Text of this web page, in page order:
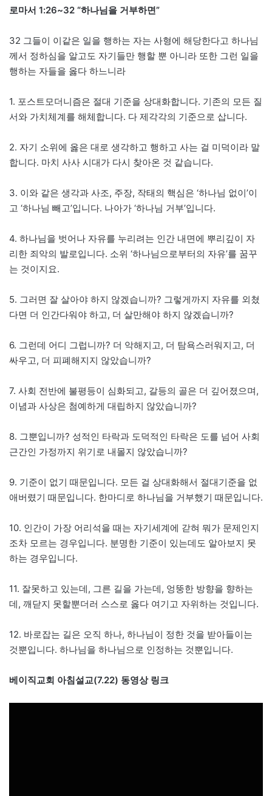
로마서 1:26~32 “하나님을 거부하면”
32 그들이 이같은 일을 행하는 자는 사형에 해당한다고 하나님
께서 정하심을 알고도 자기들만 행할 뿐 아니라 또한 그런 일을
행하는 자들을 옳다 하느니라
1. 포스트모더니즘은 절대 기준을 상대화합니다. 기존의 모든 질
서와 가치체계를 해체합니다. 다 제각각의 기준으로 삽니다.
2. 자기 소위에 옳은 대로 생각하고 행하고 사는 걸 미덕이라 말
합니다. 마치 사사 시대가 다시 찾아온 것 같습니다.
3. 이와 같은 생각과 사조, 주장, 작태의 핵심은 ‘하나님 없이’이
고 ‘하나님 빼고’입니다. 나아가 ‘하나님 거부’입니다.
4. 하나님을 벗어나 자유를 누리려는 인간 내면에 뿌리깊이 자
리한 죄악의 발로입니다. 소위 ‘하나님으로부터의 자유’를 꿈꾸
는 것이지요.
5. 그러면 잘 살아야 하지 않겠습니까? 그렇게까지 자유를 외쳤
다면 더 인간다워야 하고, 더 살만해야 하지 않겠습니까?
6. 그런데 어디 그럽니까? 더 악해지고, 더 탐욕스러워지고, 더
싸우고, 더 피폐해지지 않았습니까?
7. 사회 전반에 불평등이 심화되고, 갈등의 골은 더 깊어졌으며,
이념과 사상은 첨예하게 대립하지 않았습니까?
8. 그뿐입니까? 성적인 타락과 도덕적인 타락은 도를 넘어 사회
근간인 가정까지 위기로 내몰지 않았습니까?
9. 기준이 없기 때문입니다. 모든 걸 상대화해서 절대기준을 없
애버렸기 때문입니다. 한마디로 하나님을 거부했기 때문입니다.
10. 인간이 가장 어리석을 때는 자기세계에 갇혀 뭐가 문제인지
조차 모르는 경우입니다. 분명한 기준이 있는데도 알아보지 못
하는 경우입니다.
11. 잘못하고 있는데, 그른 길을 가는데, 엉뚱한 방향을 향하는
데, 깨닫지 못할뿐더러 스스로 옳다 여기고 자위하는 것입니다.
12. 바로잡는 길은 오직 하나, 하나님이 정한 것을 받아들이는
것뿐입니다. 하나님을 하나님으로 인정하는 것뿐입니다.
베이직교회 아침설교(7.22) 동영상 링크